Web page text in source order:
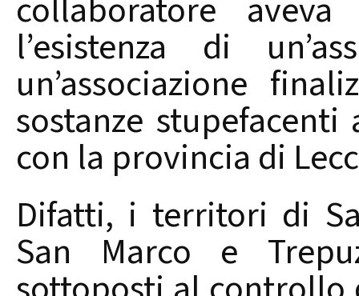
collaboratore
l’esistenza di
un’associazione
sostanze
con la provincia di
Difatti, i territori di
San Marco e